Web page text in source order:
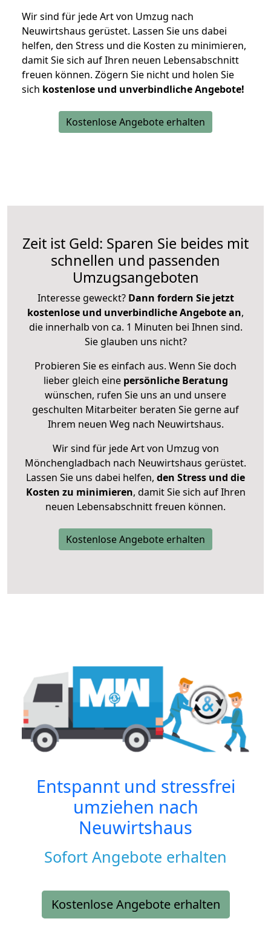
Wir sind für jede Art von Umzug nach
Neuwirtshaus gerüstet. Lassen Sie uns dabei
helfen, den Stress und die Kosten zu minimieren,
damit Sie sich auf Ihren neuen Lebensabschnitt
freuen können. Zögern Sie nicht und holen Sie
sich kostenlose und unverbindliche Angebote!
Kostenlose Angebote erhalten
Zeit ist Geld: Sparen Sie beides mit
schnellen und passenden
Umzugsangeboten
Interesse geweckt? Dann fordern Sie jetzt
kostenlose und unverbindliche Angebote an,
die innerhalb von ca. 1 Minuten bei Ihnen sind.
Sie glauben uns nicht?
Probieren Sie es einfach aus. Wenn Sie doch
lieber gleich eine persönliche Beratung
wünschen, rufen Sie uns an und unsere
geschulten Mitarbeiter beraten Sie gerne auf
Ihrem neuen Weg nach Neuwirtshaus.
Wir sind für jede Art von Umzug von
Mönchengladbach nach Neuwirtshaus gerüstet.
Lassen Sie uns dabei helfen, den Stress und die
Kosten zu minimieren, damit Sie sich auf Ihren
neuen Lebensabschnitt freuen können.
Kostenlose Angebote erhalten
Entspannt und stressfrei
umziehen nach
Neuwirtshaus
Sofort Angebote erhalten
Kostenlose Angebote erhalten